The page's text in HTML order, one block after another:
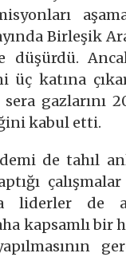
Birleşik
düşürdü.
katına
sera
kabul etti.
de tahıl
liderler de
kapsamlı